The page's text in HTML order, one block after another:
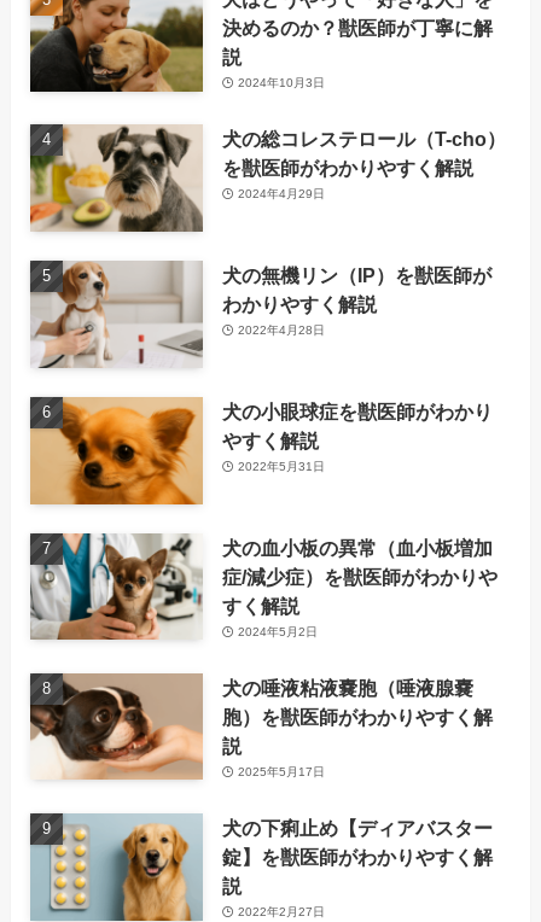
決めるのか？獣医師が丁寧に解
説
2024年10月3日
犬の総コレステロール（T-cho）
を獣医師がわかりやすく解説
2024年4月29日
犬の無機リン（IP）を獣医師が
わかりやすく解説
2022年4月28日
犬の小眼球症を獣医師がわかり
やすく解説
2022年5月31日
犬の血小板の異常（血小板増加
症/減少症）を獣医師がわかりや
すく解説
2024年5月2日
犬の唾液粘液嚢胞（唾液腺嚢
胞）を獣医師がわかりやすく解
説
2025年5月17日
犬の下痢止め【ディアバスター
錠】を獣医師がわかりやすく解
説
2022年2月27日